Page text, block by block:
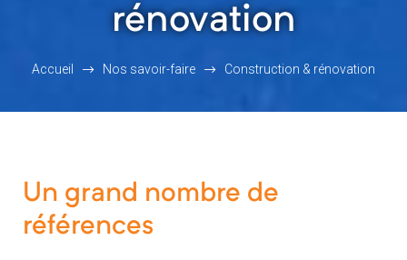
rénovation
Accueil Nos savoir-faire Construction & rénovation
Un grand nombre de
références